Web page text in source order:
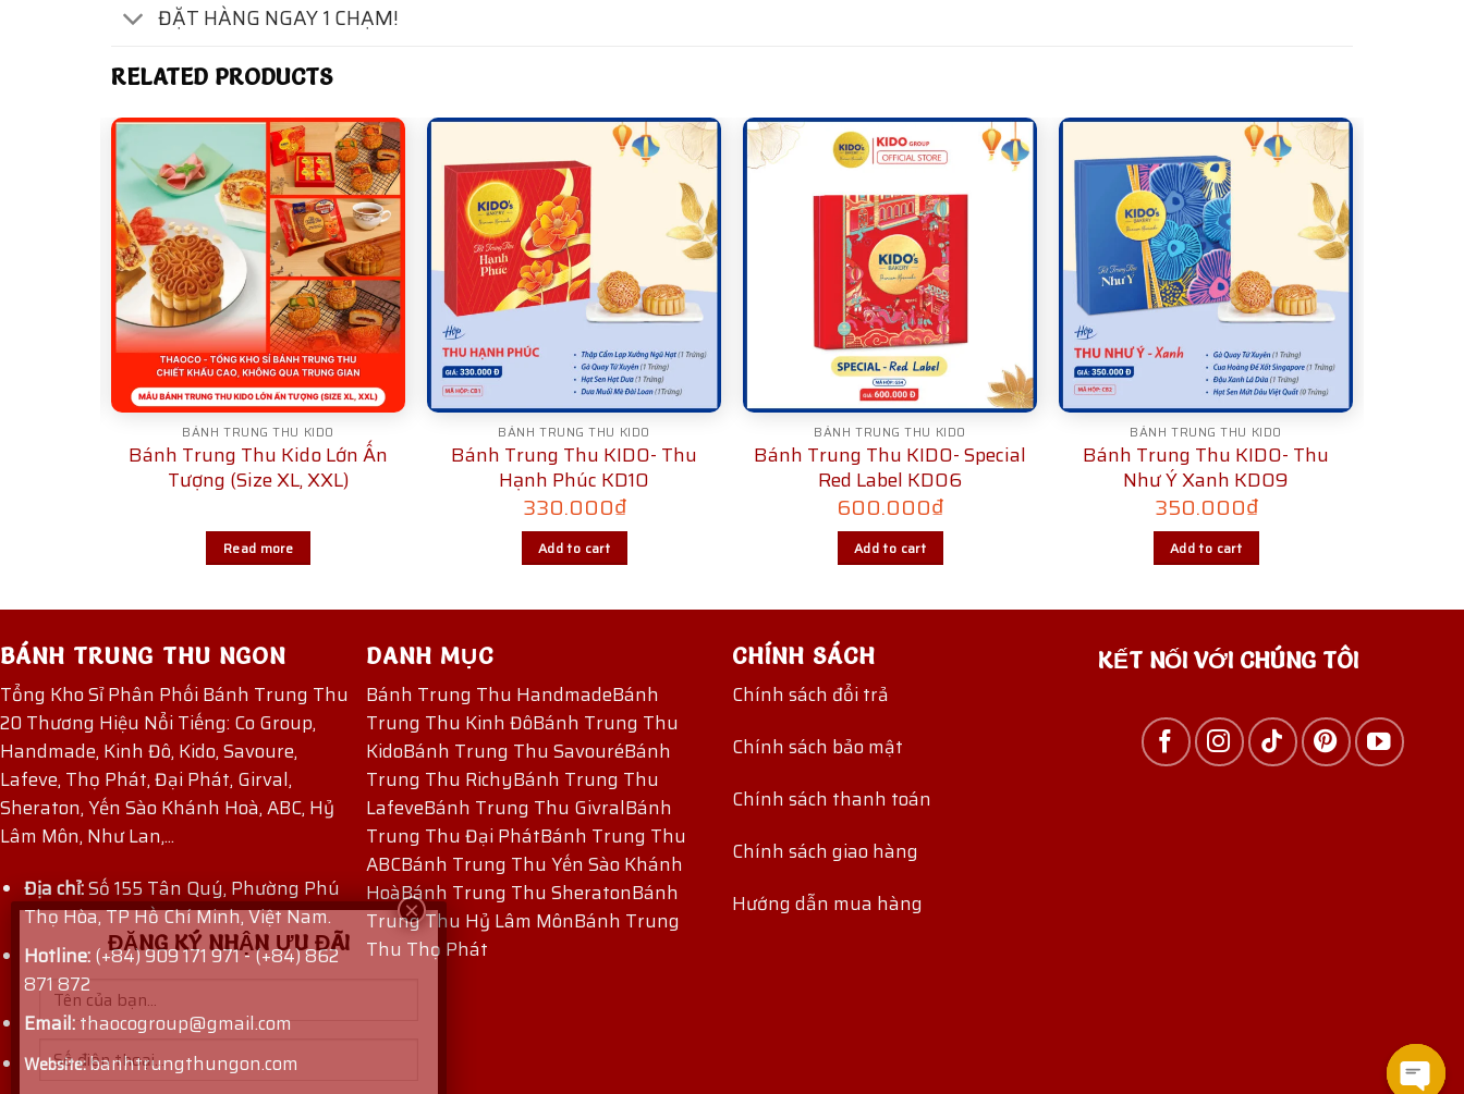
ĐẶT HÀNG NGAY 1 CHẠM!
RELATED PRODUCTS
BÁNH TRUNG THU KIDO
Bánh Trung Thu Kido Lớn Ấn
Tượng (Size XL, XXL)
Read more
BÁNH TRUNG THU KIDO
Bánh Trung Thu KIDO- Thu
Hạnh Phúc KD10
330.000₫
Add to cart
BÁNH TRUNG THU KIDO
Bánh Trung Thu KIDO- Special
Red Label KD06
600.000₫
Add to cart
BÁNH TRUNG THU KIDO
Bánh Trung Thu KIDO- Thu
Như Ý Xanh KD09
350.000₫
Add to cart
BÁNH TRUNG THU NGON
Tổng Kho Sỉ Phân Phối Bánh Trung Thu
20 Thương Hiệu Nổi Tiếng: Co Group,
Handmade, Kinh Đô, Kido, Savoure,
Lafeve, Thọ Phát, Đại Phát, Girval,
Sheraton, Yến Sào Khánh Hoà, ABC, Hỷ
Lâm Môn, Như Lan,...
Địa chỉ:Số 155 Tân Quý, Phường Phú
Thọ Hòa, TP Hồ Chí Minh, Việt Nam.
Hotline:(+84) 909 171 971-(+84) 862
871 872
Email:thaocogroup@gmail.com
Website:banhtrungthungon.com
DANH MỤC
Bánh Trung Thu HandmadeBánh
Trung Thu Kinh ĐôBánh Trung Thu
KidoBánh Trung Thu SavouréBánh
Trung Thu RichyBánh Trung Thu
LafeveBánh Trung Thu GivralBánh
Trung Thu Đại PhátBánh Trung Thu
ABCBánh Trung Thu Yến Sào Khánh
HoàBánh Trung Thu SheratonBánh
Trung Thu Hỷ Lâm MônBánh Trung
Thu Thọ Phát
CHÍNH SÁCH
Chính sách đổi trả
Chính sách bảo mật
Chính sách thanh toán
Chính sách giao hàng
Hướng dẫn mua hàng
KẾT NỐI VỚI CHÚNG TÔI
ĐĂNG KÝ NHẬN ƯU ĐÃI